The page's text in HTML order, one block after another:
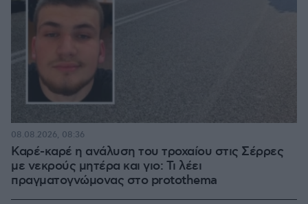
Καρέ-καρέ η ανάλυση του τροχαίου στις Σέρρες
με νεκρούς μητέρα και γιο: Τι λέει
πραγματογνώμονας στο protothema
08.08.2026, 08:36